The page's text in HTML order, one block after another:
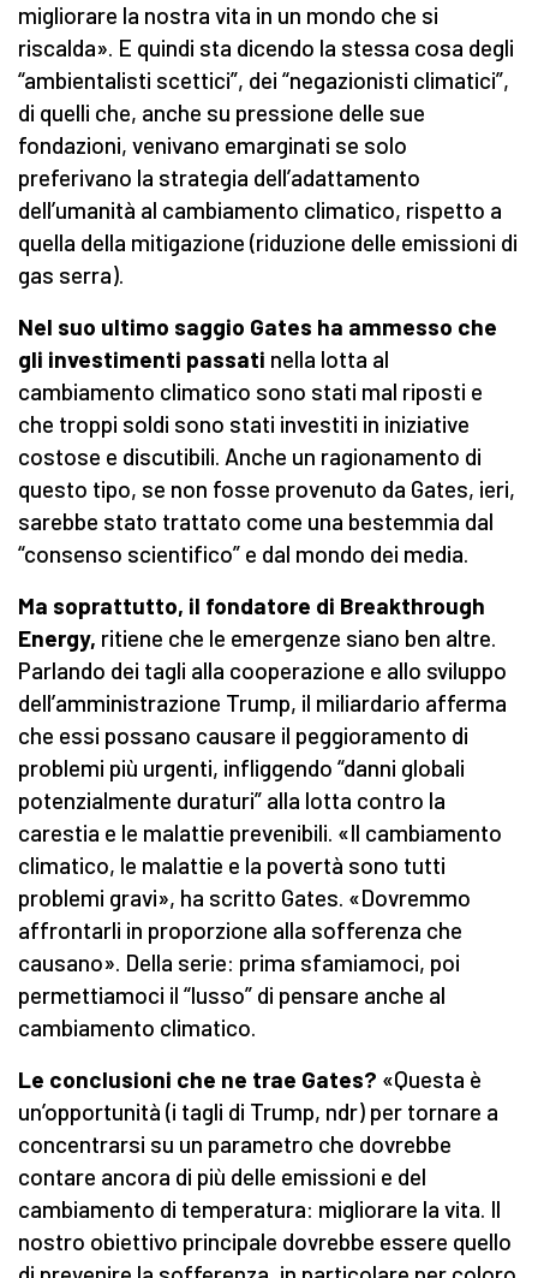
migliorare la nostra vita in un mondo che si
riscalda». E quindi sta dicendo la stessa cosa degli
“ambientalisti scettici”, dei “negazionisti climatici”,
di quelli che, anche su pressione delle sue
fondazioni, venivano emarginati se solo
preferivano la strategia dell’adattamento
dell’umanità al cambiamento climatico, rispetto a
quella della mitigazione (riduzione delle emissioni di
gas serra).
Nel suo ultimo saggio Gates ha ammesso che
gli investimenti passati nella lotta al
cambiamento climatico sono stati mal riposti e
che troppi soldi sono stati investiti in iniziative
costose e discutibili. Anche un ragionamento di
questo tipo, se non fosse provenuto da Gates, ieri,
sarebbe stato trattato come una bestemmia dal
“consenso scientifico” e dal mondo dei media.
Ma soprattutto, il fondatore di Breakthrough
Energy, ritiene che le emergenze siano ben altre.
Parlando dei tagli alla cooperazione e allo sviluppo
dell’amministrazione Trump, il miliardario afferma
che essi possano causare il peggioramento di
problemi più urgenti, infliggendo “danni globali
potenzialmente duraturi” alla lotta contro la
carestia e le malattie prevenibili. «Il cambiamento
climatico, le malattie e la povertà sono tutti
problemi gravi», ha scritto Gates. «Dovremmo
affrontarli in proporzione alla sofferenza che
causano». Della serie: prima sfamiamoci, poi
permettiamoci il “lusso” di pensare anche al
cambiamento climatico.
Le conclusioni che ne trae Gates? «Questa è
un’opportunità (i tagli di Trump, ndr) per tornare a
concentrarsi su un parametro che dovrebbe
contare ancora di più delle emissioni e del
cambiamento di temperatura: migliorare la vita. Il
nostro obiettivo principale dovrebbe essere quello